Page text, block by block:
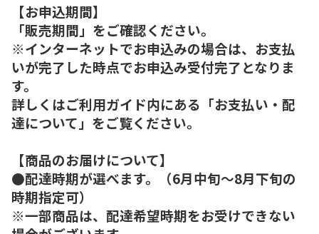
【お申込期間】
「販売期間」をご確認ください。
※インターネットでお申込みの場合は、お支払
いが完了した時点でお申込み受付完了となりま
す。
詳しくはご利用ガイド内にある「お支払い・配
達について」をご覧ください。
【商品のお届けについて】
●配達時期が選べます。（6月中旬～8月下旬の
時期指定可）
※一部商品は、配達希望時期をお受けできない